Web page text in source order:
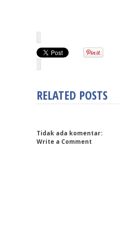
RELATED POSTS
Tidak ada komentar:
Write a Comment